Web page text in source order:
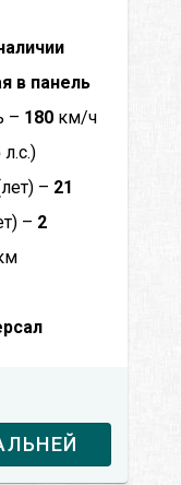
в панель
– 180 км/ч
л.с.)
– 21
– 2